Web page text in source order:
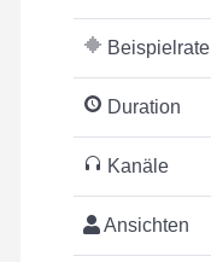
Beispielrate
Duration
Kanäle
Ansichten